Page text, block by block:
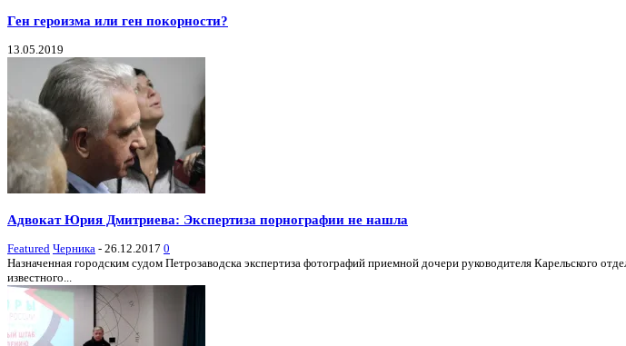
Ген героизма или ген покорности?
13.05.2019
Адвокат Юрия Дмитриева: Экспертиза порнографии не нашла
Featured Черника - 26.12.2017 0
Назначенная городским судом Петрозаводска экспертиза фотографий приемной дочери руководителя Карельского
известного...